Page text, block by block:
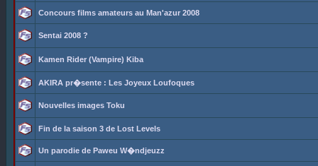
Concours films amateurs au Man'azur 2008
Sentai 2008 ?
Kamen Rider (Vampire) Kiba
AKIRA pr�sente : Les Joyeux Loufoques
Nouvelles images Toku
Fin de la saison 3 de Lost Levels
Un parodie de Paweu W�ndjeuzz